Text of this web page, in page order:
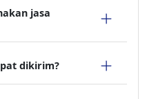
jasa
dikirim?